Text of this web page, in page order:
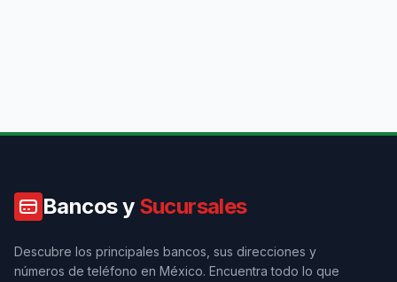
Bancos y Sucursales
Descubre los principales bancos, sus direcciones y
números de teléfono en México. Encuentra todo lo que